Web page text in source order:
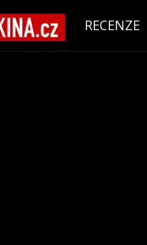
RECENZE